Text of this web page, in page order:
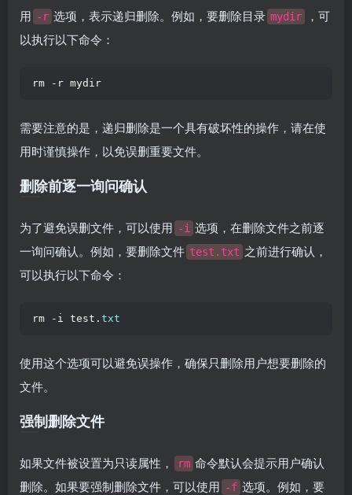
用 -r 选项，表示递归删除。例如，要删除目录 mydir
，可
以执行以下命令：
rm -r mydir
需要注意的是，递归删除是一个具有破坏性的操作，请在使
用时谨慎操作，以免误删重要文件。
删除前逐一询问确认
为了避免误删文件，可以使用 -i 选项，在删除文件之前逐
一询问确认。例如，要删除文件 test.txt 之前进行确认，
可以执行以下命令：
rm -i test. txt
使用这个选项可以避免误操作，确保只删除用户想要删除的
文件。
强制删除文件
如果文件被设置为只读属性， rm 命令默认会提示用户确认
删除。如果要强制删除文件，可以使用 -f 选项。例如，要